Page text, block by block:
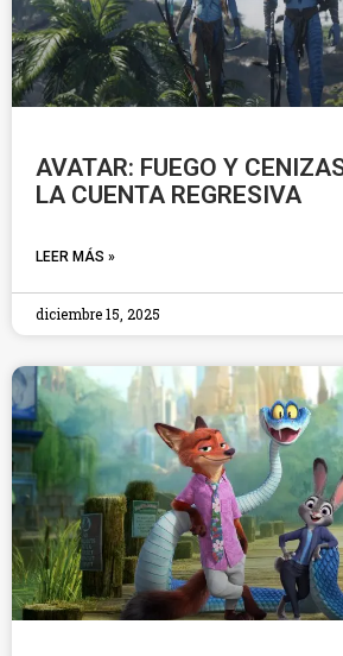
AVATAR: FUEGO Y
LA CUENTA REGRESIVA
LEER MÁS »
diciembre 15, 2025